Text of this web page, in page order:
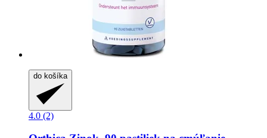
do košíka
4.0 (2)